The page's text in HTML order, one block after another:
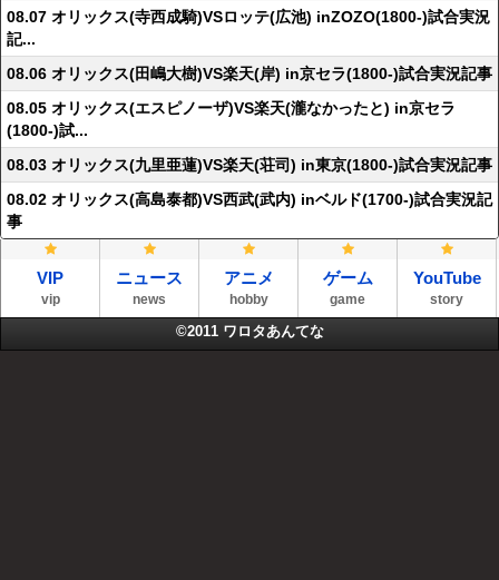
08.07 オリックス(寺西成騎)VSロッテ(広池) inZOZO(1800-)試合実況
記...
08.06 オリックス(田嶋大樹)VS楽天(岸) in京セラ(1800-)試合実況記事
08.05 オリックス(エスピノーザ)VS楽天(瀧なかったと) in京セラ
(1800-)試...
08.03 オリックス(九里亜蓮)VS楽天(荘司) in東京(1800-)試合実況記事
08.02 オリックス(高島泰都)VS西武(武内) inベルド(1700-)試合実況記
事
VIP
vip
ニュース
news
アニメ
hobby
ゲーム
game
YouTube
story
©2011 ワロタあんてな